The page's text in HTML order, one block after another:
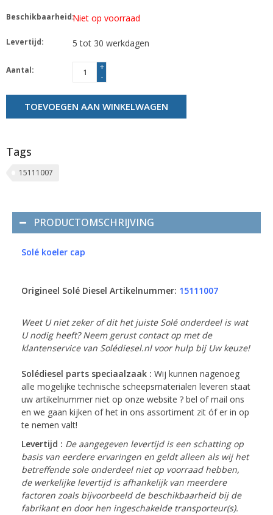
Beschikbaarheid:Niet op voorraad
Levertijd: 5 tot 30 werkdagen
Aantal:
+
-
TOEVOEGEN AAN WINKELWAGEN
Tags
15111007
PRODUCTOMSCHRIJVING
Solé koeler cap
Origineel Solé Diesel Artikelnummer: 15111007
Weet U niet zeker of dit het juiste Solé onderdeel is wat
U nodig heeft? Neem gerust contact op met de
klantenservice van Solédiesel.nl voor hulp bij Uw keuze!
Solédiesel parts speciaalzaak : Wij kunnen nagenoeg
alle mogelijke technische scheepsmaterialen leveren staat
uw artikelnummer niet op onze website ? bel of mail ons
en we gaan kijken of het in ons assortiment zit óf er in op
te nemen valt!
Levertijd : De aangegeven levertijd is een schatting op
basis van eerdere ervaringen en geldt alleen als wij het
betreffende sole onderdeel niet op voorraad hebben,
de werkelijke levertijd is afhankelijk van meerdere
factoren zoals bijvoorbeeld de beschikbaarheid bij de
fabrikant en door hen ingeschakelde transporteur(s).